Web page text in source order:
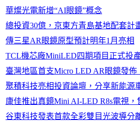
華燦光電新增“AI眼鏡”概念
總投資30億，京東方青島基地配套計
傳三星AR眼鏡原型預計明年1月亮相
TCL機芯廠MiniLED四期項目正式投
臺灣地區首支Micro LED AR眼鏡發佈
聚積科技亮相投資論壇，分享新能源
康佳推出真鏡Mini AI-LED R8s電視，
谷東科技發表首款全彩雙目光波導分